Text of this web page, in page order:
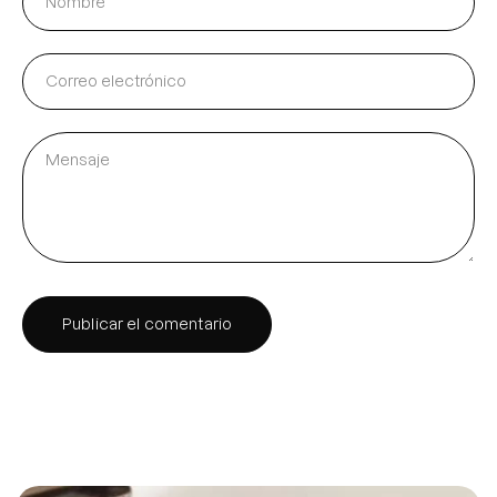
Correo
electrónico
Mensaje
Publicar el comentario